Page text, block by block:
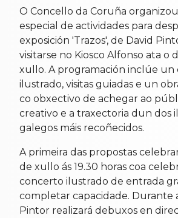
O Concello da Coruña
especial de actividades para
exposición 'Trazos', de David
visitarse no Kiosco Alfonso ata o
xullo. A programación inclúe un
ilustrado, visitas guiadas e un
co obxectivo de achegar ao
creativo e a traxectoria dun dos
galegos máis recoñecidos.
A primeira das propostas
de xullo ás 19.30 horas coa
concerto ilustrado de entrada
completar capacidade. Durante
Pintor realizará debuxos en